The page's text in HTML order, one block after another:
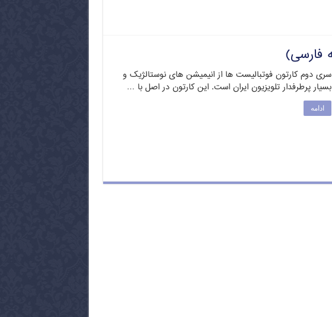
سری دوم کارتون فوتبالیست ها از انیمیشن های نوستالژیک و
بسیار پرطرفدار تلویزیون ایران است. این کارتون در اصل با …
ادامه